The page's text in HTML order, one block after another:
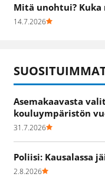
Mitä unohtui? Kuka
14.7.2026
Asemakaavasta
kouluympäristön
31.7.2026
Poliisi: Kausalassa
2.8.2026